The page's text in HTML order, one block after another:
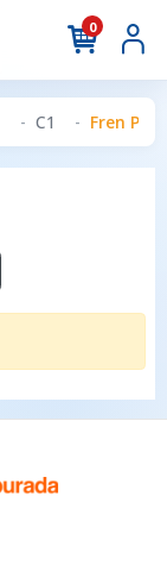
0
C1 Fren